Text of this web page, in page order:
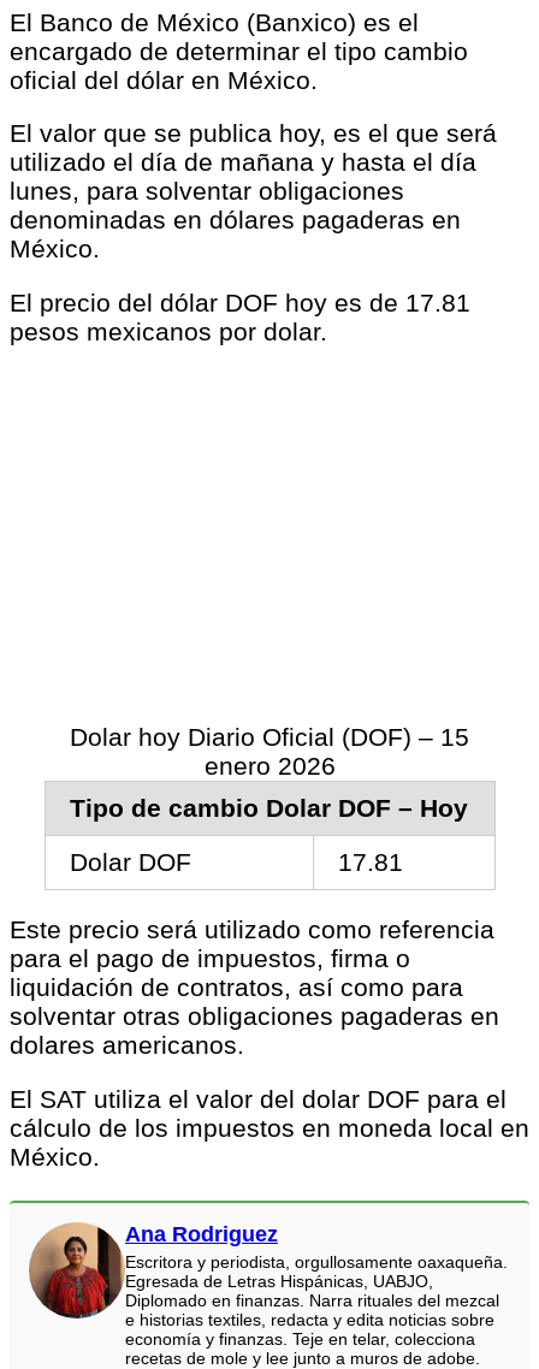
El Banco de México (Banxico) es el
encargado de determinar el tipo cambio
oficial del dólar en México.
El valor que se publica hoy, es el que será
utilizado el día de mañana y hasta el día
lunes, para solventar obligaciones
denominadas en dólares pagaderas en
México.
El precio del dólar DOF hoy es de 17.81
pesos mexicanos por dolar.
Dolar hoy Diario Oficial (DOF) – 15
enero 2026
Tipo de cambio Dolar DOF – Hoy
Dolar DOF
17.81
Este precio será utilizado como referencia
para el pago de impuestos, firma o
liquidación de contratos, así como para
solventar otras obligaciones pagaderas en
dolares americanos.
El SAT utiliza el valor del dolar DOF para el
cálculo de los impuestos en moneda local en
México.
Ana Rodriguez
Escritora y periodista, orgullosamente oaxaqueña.
Egresada de Letras Hispánicas, UABJO,
Diplomado en finanzas. Narra rituales del mezcal
e historias textiles, redacta y edita noticias sobre
economía y finanzas. Teje en telar, colecciona
recetas de mole y lee junto a muros de adobe.